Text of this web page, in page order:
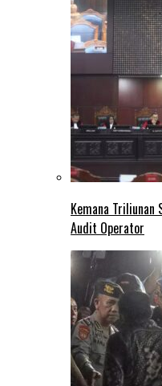
Kemana Triliunan
Audit Operator